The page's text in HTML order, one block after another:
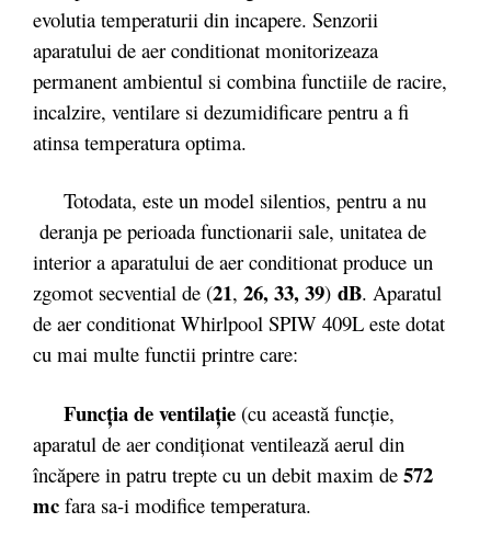
evolutia temperaturii din incapere. Senzorii
aparatului de aer conditionat monitorizeaza
permanent ambientul si combina functiile de racire,
incalzire, ventilare si dezumidificare pentru a fi
atinsa temperatura optima.
Totodata, este un model silentios, pentru a nu
deranja pe perioada functionarii sale, unitatea de
interior a aparatului de aer conditionat produce un
zgomot secvential de (21, 26, 33, 39) dB. Aparatul
de aer conditionat Whirlpool SPIW 409L este dotat
cu mai multe functii printre care:
Funcţia de ventilaţie (cu această funcţie,
aparatul de aer condiţionat ventilează aerul din
încăpere in patru trepte cu un debit maxim de 572
mc fara sa-i modifice temperatura.